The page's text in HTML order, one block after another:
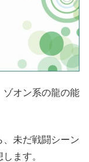
ゾオン系の龍の能
未だ戦闘シーン
ます。